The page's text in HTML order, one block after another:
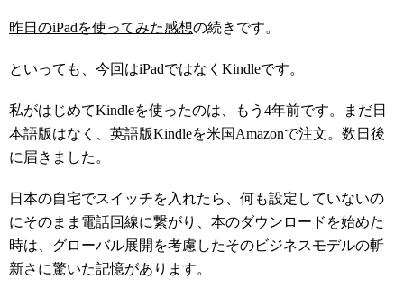
昨日のiPadを使ってみた感想の続きです。
といっても、今回はiPadではなくKindleです。
私がはじめてKindleを使ったのは、もう4年前です。まだ日
本語版はなく、英語版Kindleを米国Amazonで注文。数日後
に届きました。
日本の自宅でスイッチを入れたら、何も設定していないの
にそのまま電話回線に繋がり、本のダウンロードを始めた
時は、グローバル展開を考慮したそのビジネスモデルの斬
新さに驚いた記憶があります。